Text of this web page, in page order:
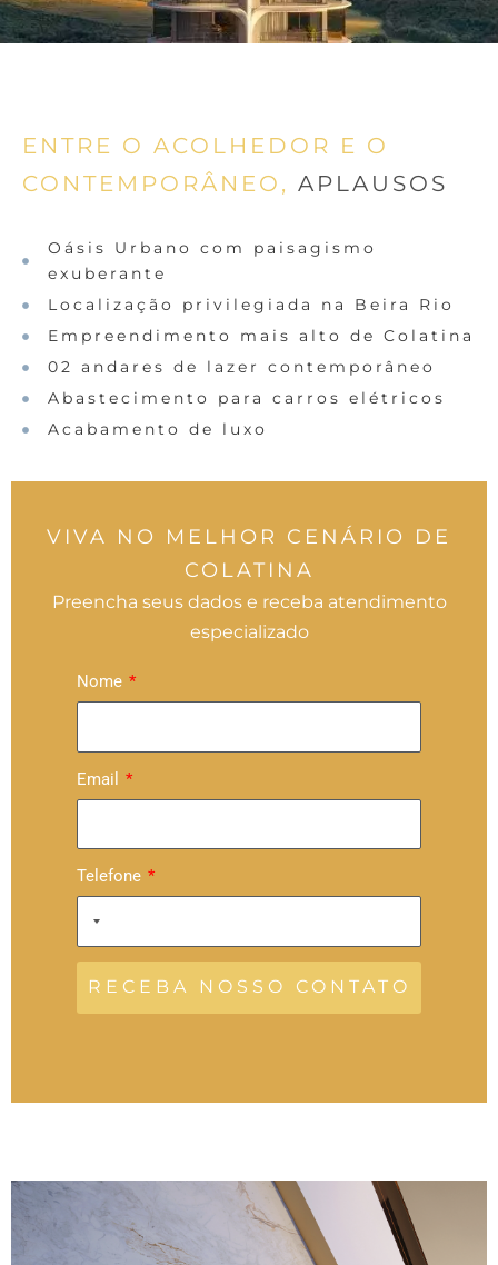
ENTRE O ACOLHEDOR E O
CONTEMPORÂNEO, APLAUSOS
Oásis Urbano com paisagismo
exuberante
Localização privilegiada na Beira Rio
Empreendimento mais alto de Colatina
02 andares de lazer contemporâneo
Abastecimento para carros elétricos
Acabamento de luxo
VIVA NO MELHOR CENÁRIO DE
COLATINA
Preencha seus dados e receba atendimento
especializado
Nome
Email
Telefone
RECEBA NOSSO CONTATO